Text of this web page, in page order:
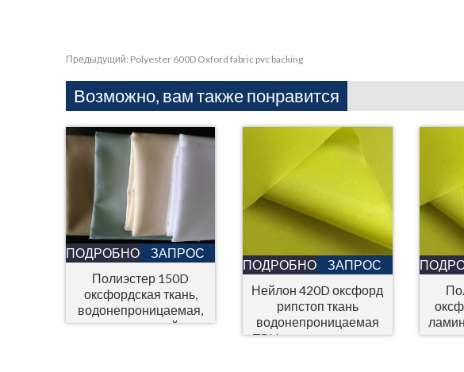
Предыдущий: Polyester 600D Oxford fabric pvc backing
Возможно, вам также понравится
ПОДРОБНОСТИЗАПРОС
Полиэстер 150D
оксфордская ткань,
водонепроницаемая,
для душевой
ПОДРОБНОСТИЗАПРОС
Нейлон 420D оксфорд
рипстоп ткань
водонепроницаемая
TPU ламинированная